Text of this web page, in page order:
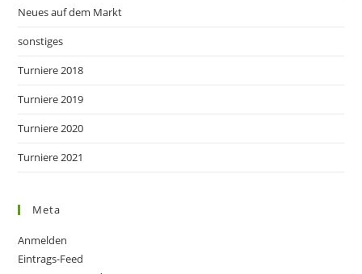
Neues auf dem Markt
sonstiges
Turniere 2018
Turniere 2019
Turniere 2020
Turniere 2021
Meta
Anmelden
Eintrags-Feed